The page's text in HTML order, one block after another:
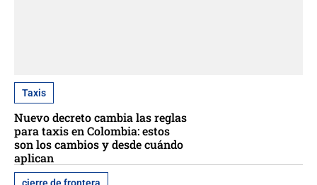
Taxis
Nuevo decreto cambia las reglas
para taxis en Colombia: estos
son los cambios y desde cuándo
aplican